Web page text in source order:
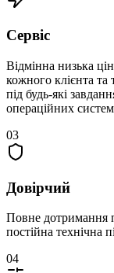
Сервіс
Відмінна низька
кожного клієнта та
під будь-які
операційних
03
Довірчий
Повне дотримання
постійна технічна
04